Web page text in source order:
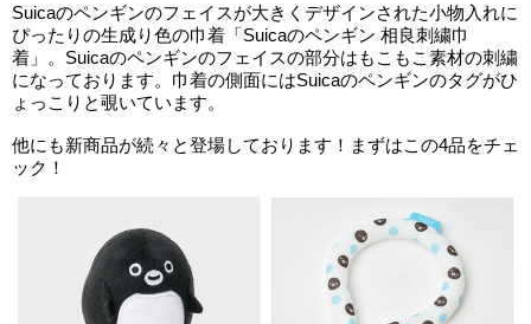
Suicaのペンギンのフェイスが大きくデザインされた小物入れに
ぴったりの生成り色の巾着「Suicaのペンギン 相良刺繍巾
着」。Suicaのペンギンのフェイスの部分はもこもこ素材の刺繍
になっております。巾着の側面にはSuicaのペンギンのタグがひ
ょっこりと覗いています。
他にも新商品が続々と登場しております！まずはこの4品をチェ
ック！